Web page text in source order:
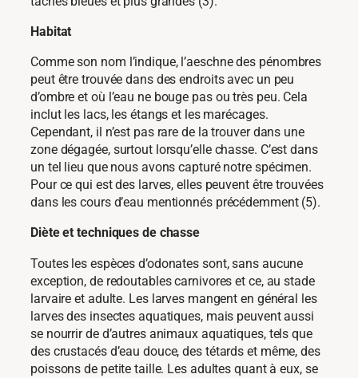
Habitat
Comme son nom l’indique, l’aeschne des pénombres
peut être trouvée dans des endroits avec un peu
d’ombre et où l’eau ne bouge pas ou très peu. Cela
inclut les lacs, les étangs et les marécages.
Cependant, il n’est pas rare de la trouver dans une
zone dégagée, surtout lorsqu’elle chasse. C’est dans
un tel lieu que nous avons capturé notre spécimen.
Pour ce qui est des larves, elles peuvent être trouvées
dans les cours d’eau mentionnés précédemment (5).
Diète et techniques de chasse
Toutes les espèces d’odonates sont, sans aucune
exception, de redoutables carnivores et ce, au stade
larvaire et adulte. Les larves mangent en général les
larves des insectes aquatiques, mais peuvent aussi
se nourrir de d’autres animaux aquatiques, tels que
des crustacés d’eau douce, des tétards et même, des
poissons de petite taille. Les adultes quant à eux, se